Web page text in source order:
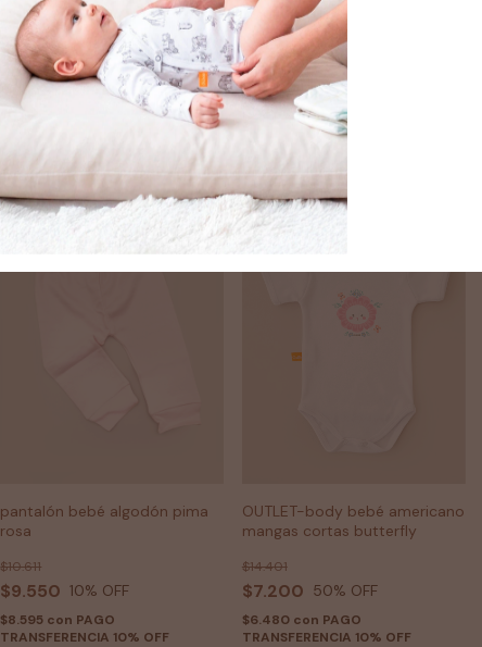
$10.232
$11.369
10 % OFF
$9.209conPAGO
TRANSFERENCIA 10% OFF
$10.232
$11.369
10 % OFF
$9.209 con
PAGO
TRANSFERENCIA 10% OFF
Comprar
pantalón bebé algodón pima
rosa
$9.550
$10.611
10% OFF
$8.595 con PAGO
TRANSFERENCIA 10% OFF
OUTLET-body bebé americano
mangas cortas butterfly
$7.200
$14.401
50% OFF
$6.480 con PAGO
TRANSFERENCIA 10% OFF